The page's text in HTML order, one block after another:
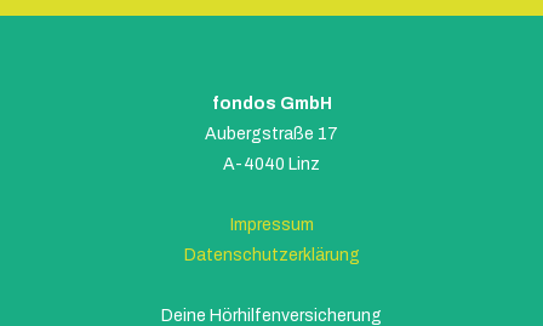
fondos GmbH
Aubergstraße 17
A-4040 Linz
Impressum
Datenschutzerklärung
Deine Hörhilfenversicherung